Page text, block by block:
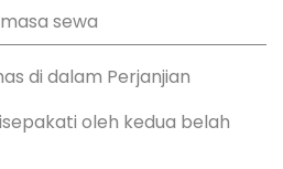
sewa
di dalam Perjanjian
oleh kedua belah